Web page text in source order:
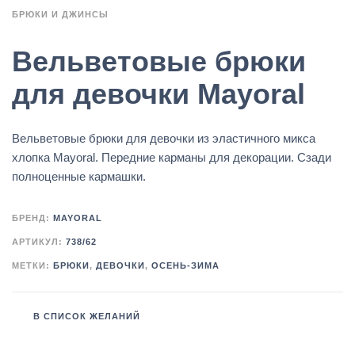
БРЮКИ И ДЖИНСЫ
Вельветовые брюки
для девочки Mayoral
Вельветовые брюки для девочки из эластичного микса
хлопка Mayoral. Передние карманы для декорации. Сзади
полноценные кармашки.
БРЕНД: MAYORAL
АРТИКУЛ: 738/62
МЕТКИ: БРЮКИ , ДЕВОЧКИ , ОСЕНЬ-ЗИМА
В СПИСОК ЖЕЛАНИЙ